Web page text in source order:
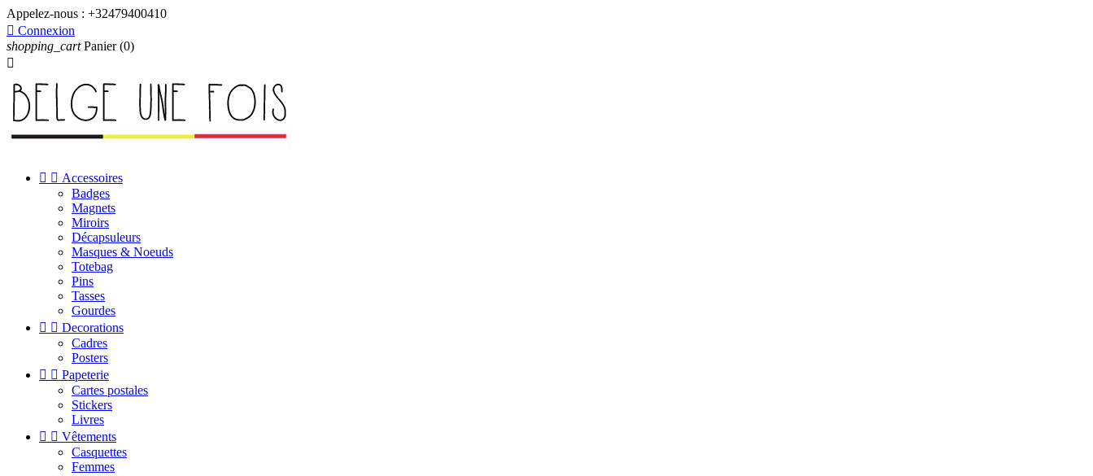
Appelez-nous : +32479400410
 Connexion
shopping_cart Panier (0)

  Accessoires
Badges
Magnets
Miroirs
Décapsuleurs
Masques & Noeuds
Totebag
Pins
Tasses
Gourdes
  Decorations
Cadres
Posters
  Papeterie
Cartes postales
Stickers
Livres
  Vêtements
Casquettes
Femmes